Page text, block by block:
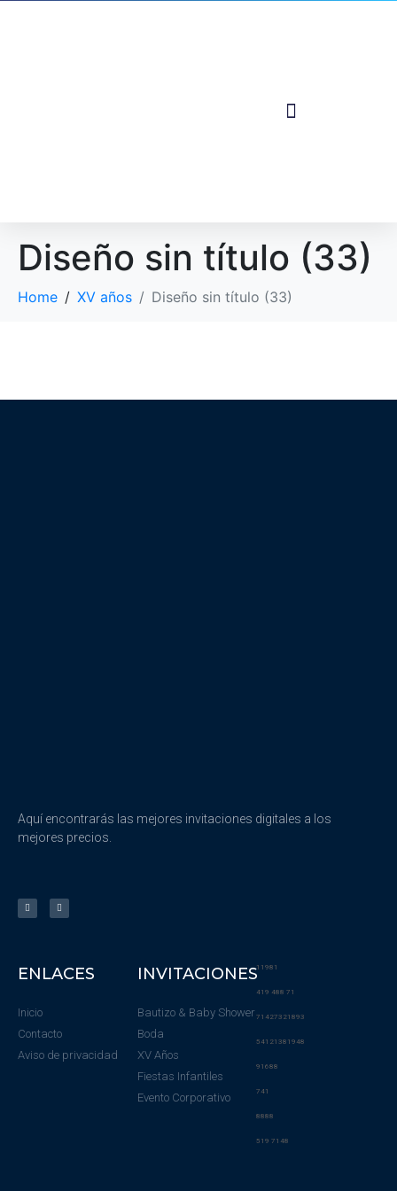
Diseño sin título (33)
Home XV años Diseño sin título (33)
Aquí encontrarás las mejores invitaciones digitales a los
mejores precios.
ENLACES
Inicio
Contacto
Aviso de privacidad
INVITACIONES
Bautizo & Baby Shower
Boda
XV Años
Fiestas Infantiles
Evento Corporativo
11981
419 488 71
71427321893
54121381948
91688
741
8888
519 7148